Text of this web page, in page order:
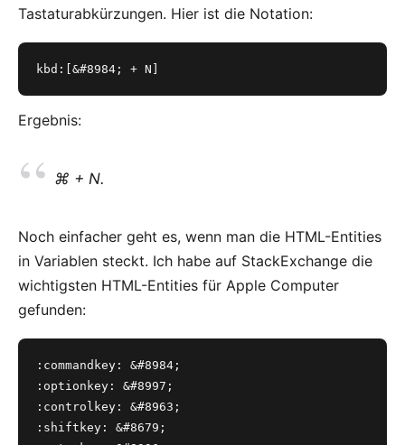
Tastaturabkürzungen. Hier ist die Notation:
kbd:[&#8984; + N]
Ergebnis:
⌘ + N.
Noch einfacher geht es, wenn man die HTML-Entities
in Variablen steckt. Ich habe auf StackExchange die
wichtigsten HTML-Entities für Apple Computer
gefunden:
:commandkey: &#8984;
:optionkey: &#8997;
:controlkey: &#8963;
:shiftkey: &#8679;